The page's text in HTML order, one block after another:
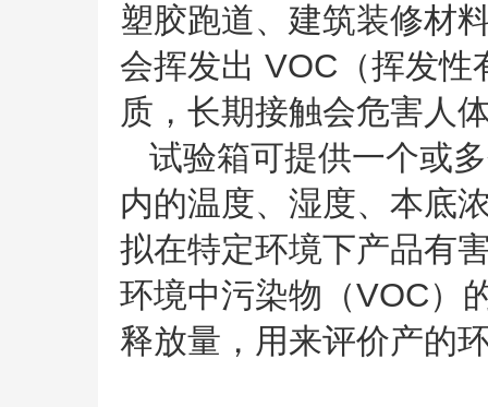
塑胶跑道、建筑装修材
会挥发出 VOC（挥发
质，长期接触会危害人
试验箱可提供一个或
内的温度、湿度、本底
拟在特定环境下产品有
环境中污染物（VOC）
释放量，用来评价产的